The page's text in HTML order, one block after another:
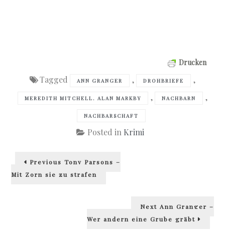
Drucken
Tagged ANN GRANGER , DROHBRIEFE ,
MEREDITH MITCHELL. ALAN MARKBY , NACHBARN ,
NACHBARSCHAFT
Posted in Krimi
Beitragsnavigation
Previous Previous
Tony Parsons –
Mit Zorn sie zu strafen
Next Next
Ann Granger –
Wer andern eine Grube gräbt